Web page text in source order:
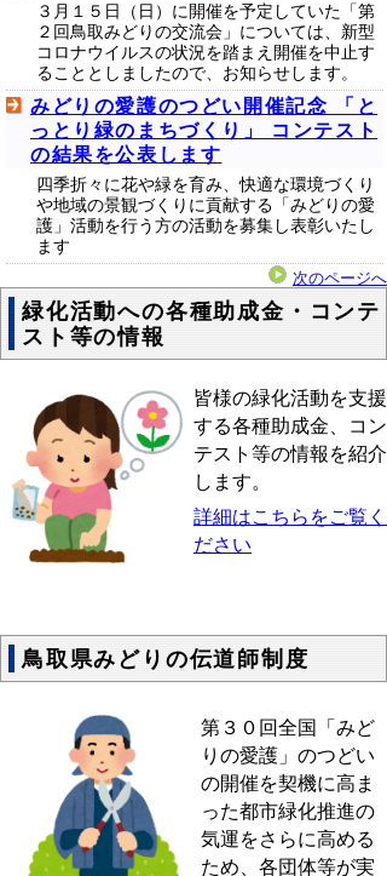
３月１５日（日）に開催を予定していた「第
２回鳥取みどりの交流会」については、新型
コロナウイルスの状況を踏まえ開催を中止す
ることとしましたので、お知らせします。
みどりの愛護のつどい開催記念 「と
っとり緑のまちづくり」 コンテスト
の結果を公表します
四季折々に花や緑を育み、快適な環境づくり
や地域の景観づくりに貢献する「みどりの愛
護」活動を行う方の活動を募集し表彰いたし
ます
次のページへ
緑化活動への各種助成金・コンテ
スト等の情報
皆様の緑化活動を支援
する各種助成金、コン
テスト等の情報を紹介
します。
詳細はこちらをご覧く
ださい
鳥取県みどりの伝道師制度
第３０回全国「みど
りの愛護」のつどい
の開催を契機に高ま
った都市緑化推進の
気運をさらに高める
ため、各団体等が実